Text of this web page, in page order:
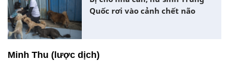
Quốc rơi vào cảnh chết não
Minh Thu (lược dịch)